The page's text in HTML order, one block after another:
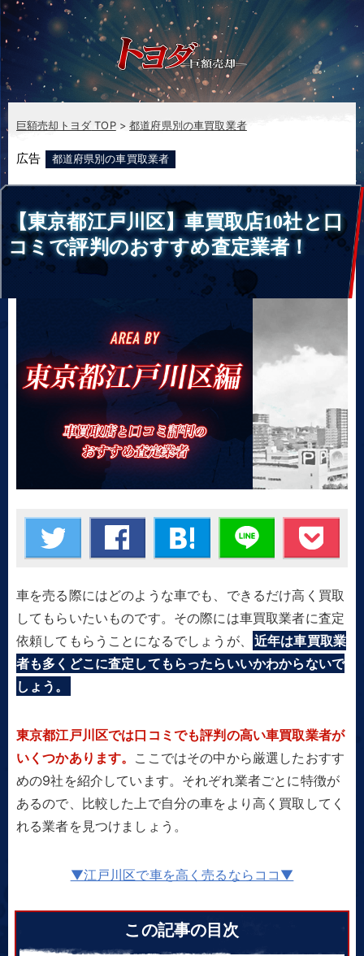
巨額売却トヨダTOP 都道府県別の車買取業者
広告 都道府県別の車買取業者
【東京都江戸川区】車買取店10社と口
コミで評判のおすすめ査定業者！
車を売る際にはどのような車でも、できるだけ高く買取
してもらいたいものです。その際には車買取業者に査定
依頼してもらうことになるでしょうが、
近年は車買取業
者も多くどこに査定してもらったらいいかわからないで
しょう。
東京都江戸川区では口コミでも評判の高い車買取業者が
いくつかあります。 ここではその中から厳選したおすす
めの9社を紹介しています。それぞれ業者ごとに特徴が
あるので、比較した上で自分の車をより高く買取してく
れる業者を見つけましょう。
▼江戸川区で車を高く売るならココ▼
この記事の目次